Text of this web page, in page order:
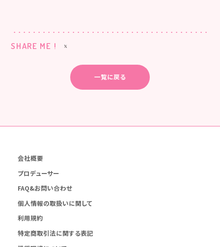
SHARE ME !
一覧に戻る
会社概要
プロデューサー
FAQ&お問い合わせ
個人情報の取扱いに関して
利用規約
特定商取引法に関する表記